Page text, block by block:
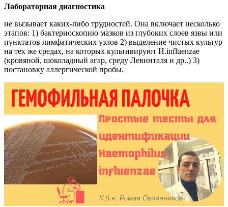
Лабораторная диагностика
не вызывает каких-либо трудностей. Она включает несколько
этапов: 1) бактериоскопию мазков из глубоких слоев язвы или
пунктатов лимфатических узлов 2) выделение чистых культур
на тех же средах, на которых культивируют H.influenzae
(кровяной, шоколадный агар, среду Левинталя и др..) 3)
постановку аллергической пробы.